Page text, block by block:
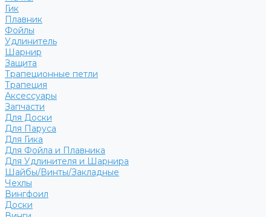
Гик
Плавник
Фойлы
Удлинитель
Шарнир
Защита
Трапеционные петли
Трапеция
Аксессуары
Запчасти
Для Доски
Для Паруса
Для Гика
Для Фойла и Плавника
Для Удлинителя и Шарнира
Шайбы/Винты/Закладные
Чехлы
Вингфоил
Доски